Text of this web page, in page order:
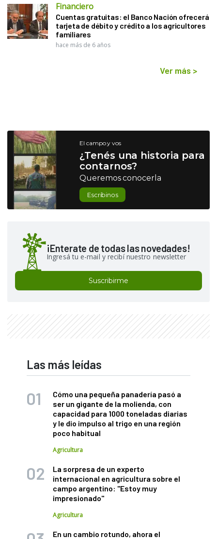
Financiero
Cuentas gratuitas: el Banco Nación ofrecerá
tarjeta de débito y crédito a los agricultores
familiares
hace más de 6 años
Ver más >
El campo y vos
¿Tenés una historia para
contarnos?
Queremos conocerla
Escribinos
¡Enterate de todas las novedades!
Ingresá tu e-mail y recibí nuestro newsletter
Suscribirme
Las más leídas
Cómo una pequeña panadería pasó a
ser un gigante de la molienda, con
capacidad para 1000 toneladas diarias
y le dio impulso al trigo en una región
poco habitual
Agricultura
La sorpresa de un experto
internacional en agricultura sobre el
campo argentino: "Estoy muy
impresionado"
Agricultura
En un cambio rotundo, ahora el